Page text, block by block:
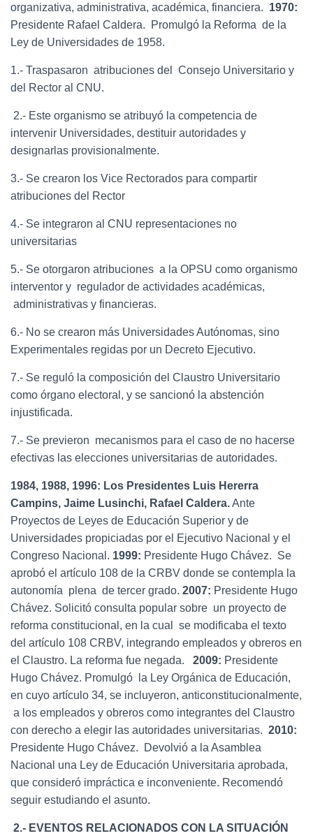
organizativa, administrativa, académica, financiera. 1970:
Presidente Rafael Caldera. Promulgó la Reforma de la
Ley de Universidades de 1958.
1.- Traspasaron atribuciones del Consejo Universitario y
del Rector al CNU.
2.- Este organismo se atribuyó la competencia de
intervenir Universidades, destituir autoridades y
designarlas provisionalmente.
3.- Se crearon los Vice Rectorados para compartir
atribuciones del Rector
4.- Se integraron al CNU representaciones no
universitarias
5.- Se otorgaron atribuciones a la OPSU como organismo
interventor y regulador de actividades académicas,
administrativas y financieras.
6.- No se crearon más Universidades Autónomas, sino
Experimentales regidas por un Decreto Ejecutivo.
7.- Se reguló la composición del Claustro Universitario
como órgano electoral, y se sancionó la abstención
injustificada.
7.- Se previeron mecanismos para el caso de no hacerse
efectivas las elecciones universitarias de autoridades.
1984, 1988, 1996: Los Presidentes Luis Hererra
Campins, Jaime Lusinchi, Rafael Caldera.Ante
Proyectos de Leyes de Educación Superior y de
Universidades propiciadas por el Ejecutivo Nacional y el
Congreso Nacional. 1999: Presidente Hugo Chávez. Se
aprobó el artículo 108 de la CRBV donde se contempla la
autonomía plena de tercer grado. 2007: Presidente Hugo
Chávez. Solicitó consulta popular sobre un proyecto de
reforma constitucional, en la cual se modificaba el texto
del artículo 108 CRBV, integrando empleados y obreros en
el Claustro. La reforma fue negada. 2009: Presidente
Hugo Chávez. Promulgó la Ley Orgánica de Educación,
en cuyo artículo 34, se incluyeron, anticonstitucionalmente,
a los empleados y obreros como integrantes del Claustro
con derecho a elegir las autoridades universitarias. 2010:
Presidente Hugo Chávez. Devolvió a la Asamblea
Nacional una Ley de Educación Universitaria aprobada,
que consideró impráctica e inconveniente. Recomendó
seguir estudiando el asunto.
2.- EVENTOS RELACIONADOS CON LA SITUACIÓN